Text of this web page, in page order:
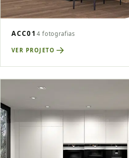
ACC01 4 fotografias
VER PROJETO